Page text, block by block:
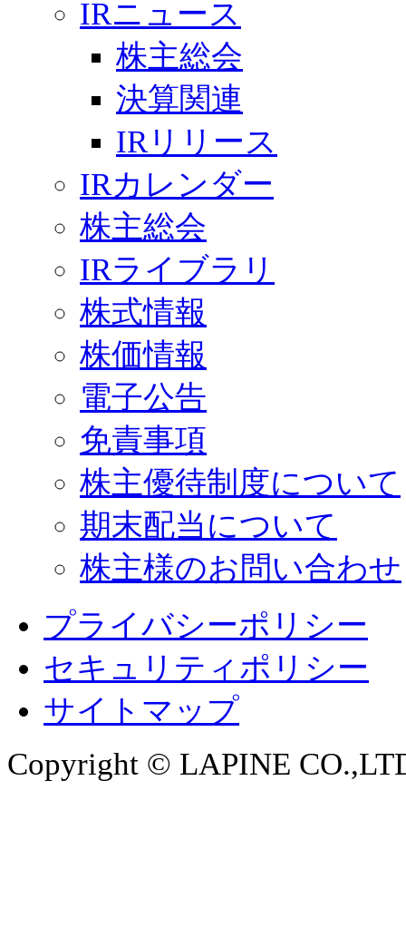
IRニュース
株主総会
決算関連
IRリリース
IRカレンダー
株主総会
IRライブラリ
株式情報
株価情報
電子公告
免責事項
株主優待制度について
期末配当について
株主様のお問い合わせ
プライバシーポリシー
セキュリティポリシー
サイトマップ
Copyright © LAPINE